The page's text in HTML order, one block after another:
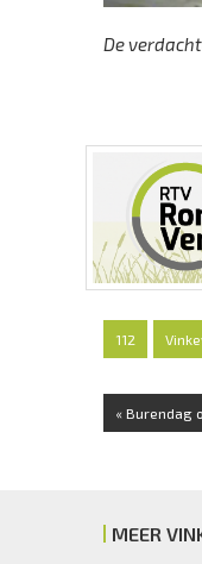
De
112
« Burendag
MEER